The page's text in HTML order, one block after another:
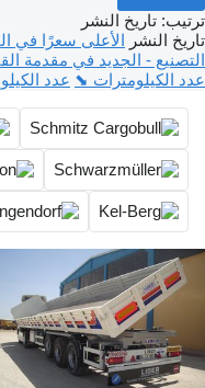
ترتيب: تاريخ النشر
تاريخ النشر الأعلى سعرًا في
التصنيع - الجديد في مقدمة
عدد الكيلومترات ⬊ عدد